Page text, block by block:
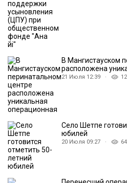
В Мангистауском
расположена
21 Июля 12:39 ·
Село Шетпе
юбилей
20 Июля 09:27 ·